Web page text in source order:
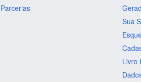
Parcerias
Sua
Livro